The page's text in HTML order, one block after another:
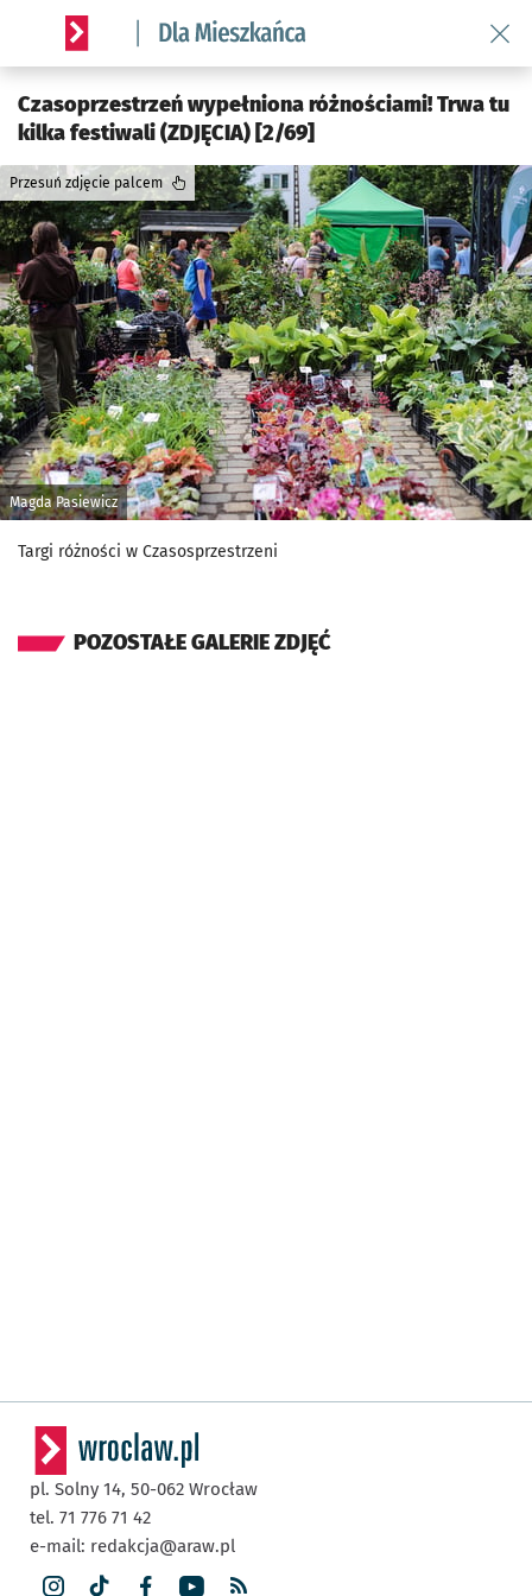
Serwis informacyjny wroclaw.pl podserwis: Dla mieszkańca
Czasoprzestrzeń wypełniona różnościami! Trwa tu
kilka festiwali (ZDJĘCIA) [2/69]
Magda Pasiewicz
Przesuń zdjęcie palcem
Targi różności w Czasosprzestrzeni
POZOSTAŁE GALERIE ZDJĘĆ
pl. Solny 14, 50-062 Wrocław
tel. 71 776 71 42
e-mail: redakcja@araw.pl